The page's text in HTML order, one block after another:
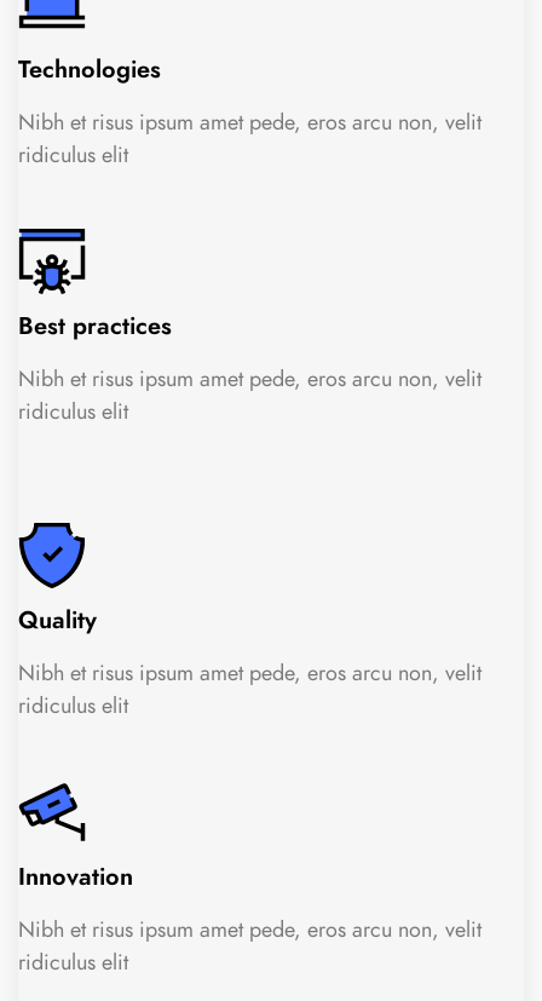
Technologies
Nibh et risus ipsum amet pede, eros arcu non, velit
ridiculus elit
Best practices
Nibh et risus ipsum amet pede, eros arcu non, velit
ridiculus elit
Quality
Nibh et risus ipsum amet pede, eros arcu non, velit
ridiculus elit
Innovation
Nibh et risus ipsum amet pede, eros arcu non, velit
ridiculus elit